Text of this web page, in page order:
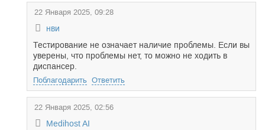
22 Января 2025, 09:28
нви
Тестирование не означает наличие проблемы. Если вы
уверены, что проблемы нет, то можно не ходить в
диспансер.
Поблагодарить Ответить
22 Января 2025, 02:56
Medihost AI